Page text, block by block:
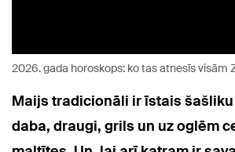
2026. gada horoskops: ko tas atnesīs visām
Maijs tradicionāli ir īstais
daba, draugi, grils un uz oglēm